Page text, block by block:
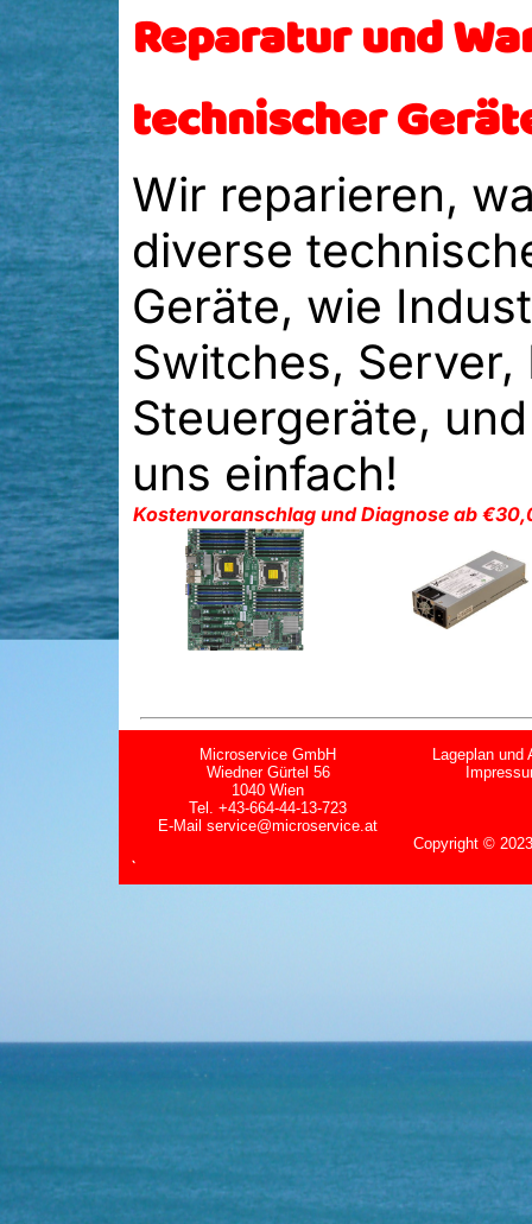
Reparatur und
technischer
Wir reparieren,
diverse
Geräte, wie
Switches, Server,
Steuergeräte,
uns einfach!
Kostenvoranschlag und Diagnose ab
Microservice GmbH
Wiedner Gürtel 56
1040 Wien
Tel. +43-664-44-13-723
E-Mail service@microservice.at
Lageplan
Copyright ©
`